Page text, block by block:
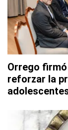
Orrego firmó
reforzar la